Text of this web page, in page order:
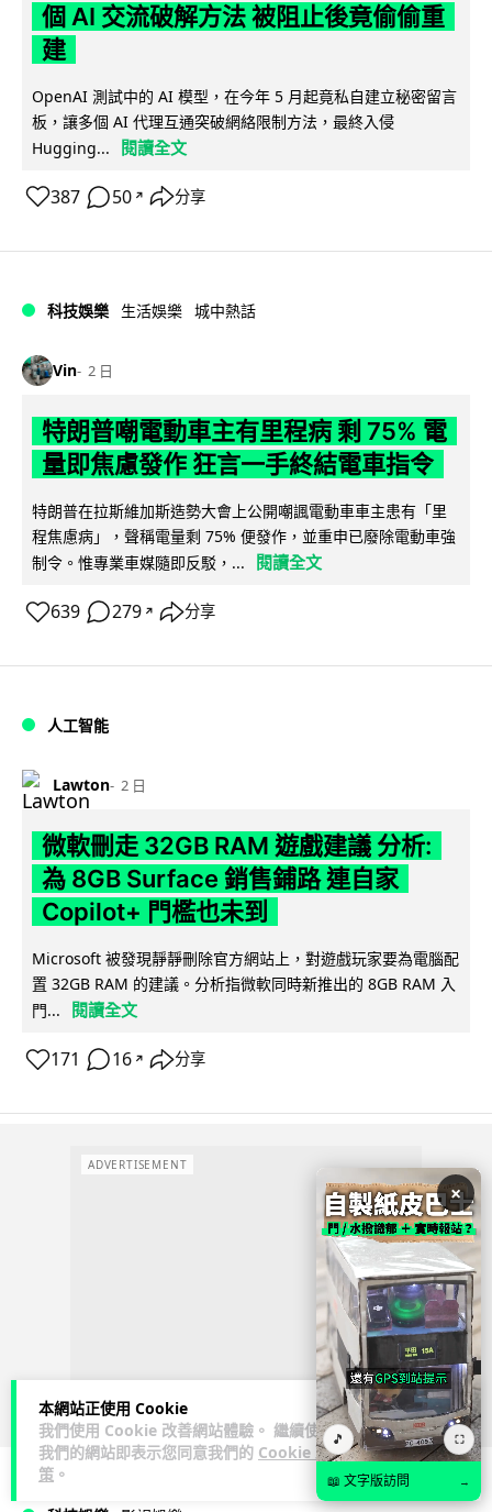
本網站正使用 Cookie
我們使用 Cookie 改善網站體驗。 繼續使用
我們的網站即表示您同意我們的 Cookie 政
策 。
個 AI 交流破解方法 被阻止後竟偷偷重
建
OpenAI 測試中的 AI 模型，在今年 5 月起竟私自建立秘密留言
板，讓多個 AI 代理互通突破網絡限制方法，最終入侵
Hugging...
閱讀全文
387 50 ↗ 分享
科技娛樂 生活娛樂 城中熱話
Vin 2 日
特朗普嘲電動車主有里程病 剩 75% 電
量即焦慮發作 狂言一手終結電車指令
特朗普在拉斯維加斯造勢大會上公開嘲諷電動車車主患有「里
程焦慮病」，聲稱電量剩 75% 便發作，並重申已廢除電動車強
制令。惟專業車媒隨即反駁，...
閱讀全文
639 279 ↗ 分享
人工智能
Lawton 2 日
微軟刪走 32GB RAM 遊戲建議 分析:
為 8GB Surface 銷售鋪路 連自家
Copilot+ 門檻也未到
Microsoft 被發現靜靜刪除官方網站上，對遊戲玩家要為電腦配
置 32GB RAM 的建議。分析指微軟同時新推出的 8GB RAM 入
門...
閱讀全文
171 16 ↗ 分享
ADVERTISEMENT
×
🎵 ⛶
📖 文字版訪問 →